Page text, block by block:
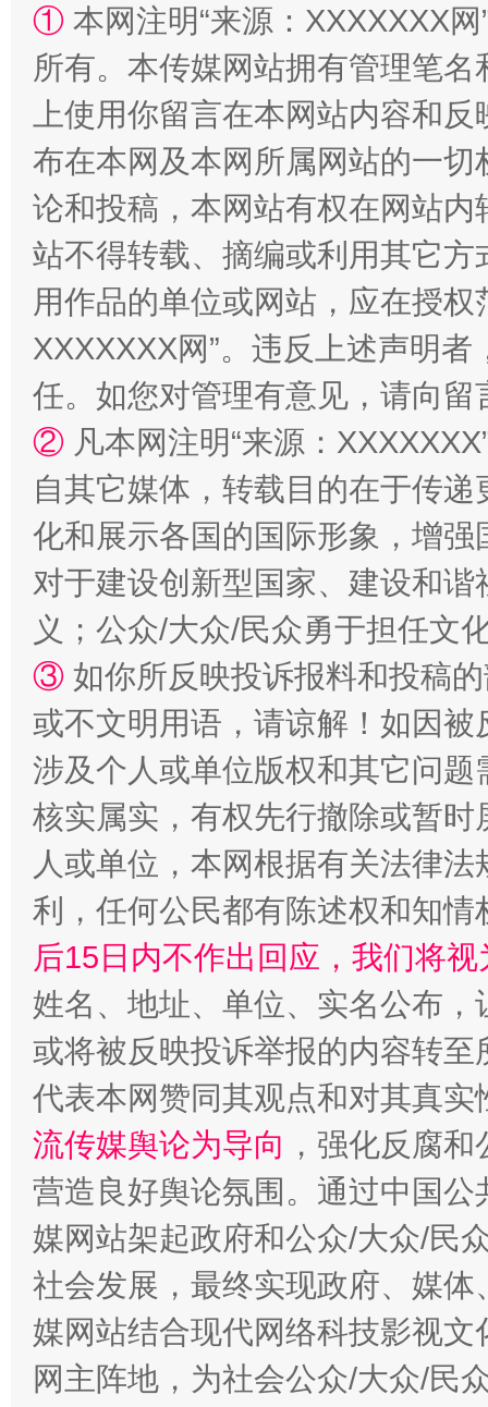
站台名比不上好声名
漫山遍野的桃花与雪山、麦地、白藏房 除
招工难、用工荒背后
这是一记警钟！ 谢
① 本网注明“来源：XXXXXXX
所有。本传媒网站拥有管理笔
上使用你留言在本网站内容和
布在本网及本网所属网站的一
论和投稿，本网站有权在网站
站不得转载、摘编或利用其它
用作品的单位或网站，应在授
XXXXXXX网”。违反上述声明
任。如您对管理有意见，请向
② 凡本网注明“来源：
自其它媒体，转载目的在于传
化和展示各国的国际形象，增
对于建设创新型国家、建设和
义；公众/大众/民众勇于担任文
③ 如你所反映投诉报料和投稿
或不文明用语，请谅解！如因
涉及个人或单位版权和其它问题
核实属实，有权先行撤除或暂
人或单位，本网根据有关法律
利，任何公民都有陈述权和知情
后15日内不作出回应，我们将
姓名、地址、单位、实名公布
或将被反映投诉举报的内容转
代表本网赞同其观点和对其真实
流传媒舆论为导向 ，强化反腐
营造良好舆论氛围。通过中国
媒网站架起政府和公众/大众/民
社会发展，最终实现政府、媒
媒网站结合现代网络科技影视
网主阵地，为社会公众/大众/民